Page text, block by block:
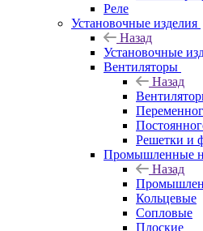
Реле
Установочные изделия
Назад
Установочные
Вентиляторы
Назад
Решетки и
Промышленные
Назад
Кольцевые
Сопловые
Плоские